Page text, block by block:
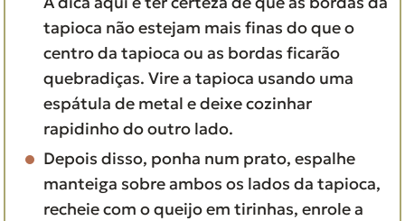
tapioca não estejam mais finas do que o
centro da tapioca ou as bordas ficarão
quebradiças. Vire a tapioca usando uma
espátula de metal e deixe cozinhar
rapidinho do outro lado.
Depois disso, ponha num prato, espalhe
manteiga sobre ambos os lados da tapioca,
recheie com o queijo em tirinhas, enrole a